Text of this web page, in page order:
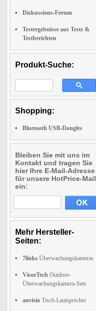
Diskussions-Forum
Testergebnisse aus Tests &
Testberichten
Produkt-Suche:
Shopping:
Bluetooth USB-Dongles
Bleiben Sie mit uns im
Kontakt und tragen Sie
hier Ihre E-Mail-Adresse
für unsere HotPrice-Mail
ein:
Mehr Hersteller-
Seiten:
7links Überwachungskameras
VisorTech Outdoor-
Überwachungskamera-Sets
auvisio Tisch-Lautsprecher